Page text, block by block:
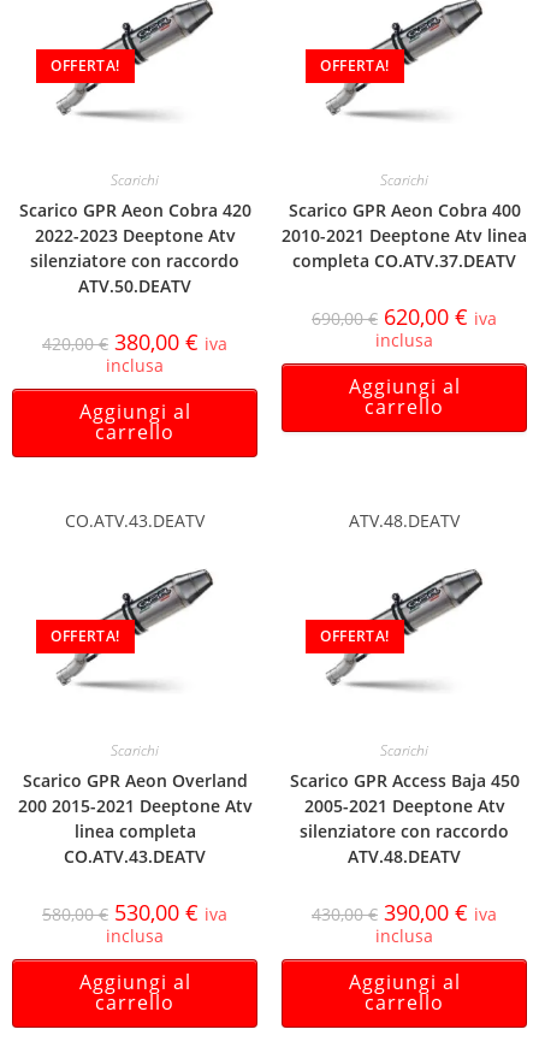
OFFERTA!
Scarichi
Scarico GPR Aeon Cobra 420
2022-2023 Deeptone Atv
silenziatore con raccordo
ATV.50.DEATV
420,00€ 380,00 € iva
inclusa
Aggiungi al
carrello
OFFERTA!
Scarichi
Scarico GPR Aeon Cobra 400
2010-2021 Deeptone Atv linea
completa CO.ATV.37.DEATV
690,00€ 620,00 € iva
inclusa
Aggiungi al
carrello
CO.ATV.43.DEATV
OFFERTA!
Scarichi
Scarico GPR Aeon Overland
200 2015-2021 Deeptone Atv
linea completa
CO.ATV.43.DEATV
580,00€ 530,00 € iva
inclusa
Aggiungi al
carrello
ATV.48.DEATV
OFFERTA!
Scarichi
Scarico GPR Access Baja 450
2005-2021 Deeptone Atv
silenziatore con raccordo
ATV.48.DEATV
430,00€ 390,00 € iva
inclusa
Aggiungi al
carrello